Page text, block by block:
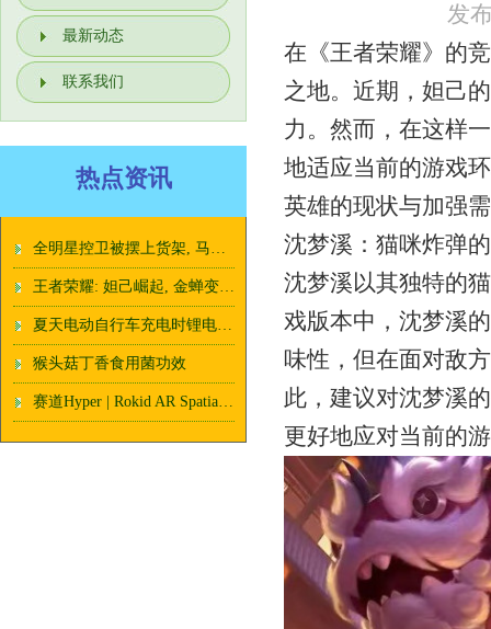
最新动态
联系我们
热点资讯
全明星控卫被摆上货架, 马刺有意拿下联手文班, 交易资产丰厚
王者荣耀: 妲己崛起, 金蝉变异, 中路还有哪些英雄需要加强?
夏天电动自行车充电时锂电池容易起火危及生命财产 如何防范化解？_灭火_演练_火灾
猴头菇丁香食用菌功效
赛道Hyper | Rokid AR Spatial：再攻消费级AR市场
发
在《王者荣耀》的
之地。近期，妲己
力。然而，在这样
地适应当前的游戏
英雄的现状与加强
沈梦溪：猫咪炸弹
沈梦溪以其独特的
戏版本中，沈梦溪
味性，但在面对敌
此，建议对沈梦溪
更好地应对当前的